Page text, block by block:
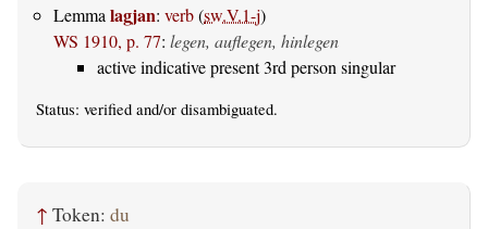
Lemma lagjan: verb(sw.V.1-j)
WS 1910, p. 77: legen, auflegen, hinlegen
active indicative present 3rd person singular
Status: verified and/or disambiguated.
↑ Token: du